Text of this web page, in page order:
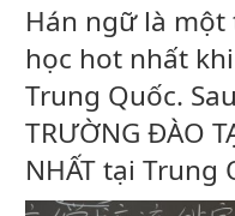
Hán ngữ là
học hot nhất
Trung Quốc.
TRƯỜNG ĐÀO
NHẤT tại Trung